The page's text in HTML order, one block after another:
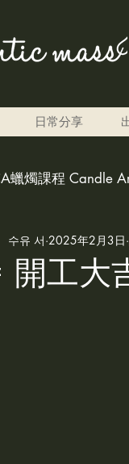
日常分享
蠟燭課程 Candle
烘焙 carved
開工大
수유 서 2025年2月3日